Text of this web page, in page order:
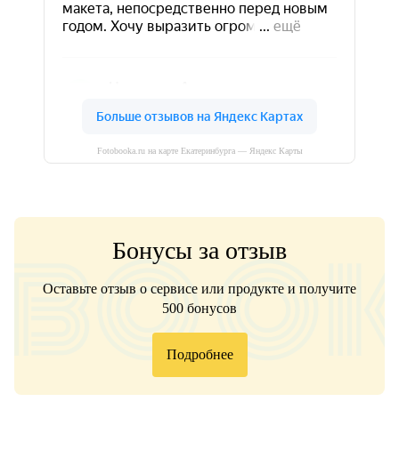
Fotobooka.ru на карте Екатеринбурга — Яндекс Карты
Бонусы за отзыв
Оставьте отзыв о сервисе или продукте и получите
500 бонусов
Подробнее